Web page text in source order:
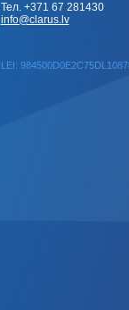
LEI:
Тел. +371 67 281430
info@clarus.lv